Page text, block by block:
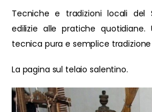
Tecniche e tradizioni locali del
edilizie alle pratiche
tecnica pura e semplice tradizione
La pagina sul telaio salentino.